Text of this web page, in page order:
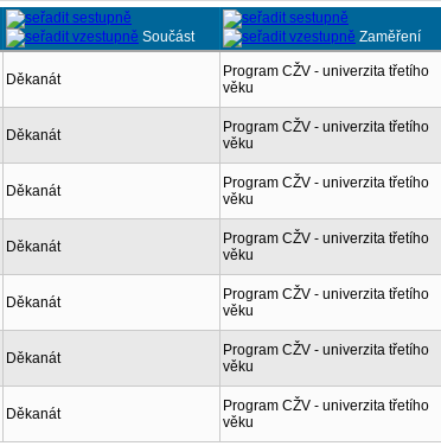
Součást Zaměření
Děkanát
Program CŽV - univerzita třetího
věku
Děkanát
Program CŽV - univerzita třetího
věku
Děkanát
Program CŽV - univerzita třetího
věku
Děkanát
Program CŽV - univerzita třetího
věku
Děkanát
Program CŽV - univerzita třetího
věku
Děkanát
Program CŽV - univerzita třetího
věku
Děkanát
Program CŽV - univerzita třetího
věku